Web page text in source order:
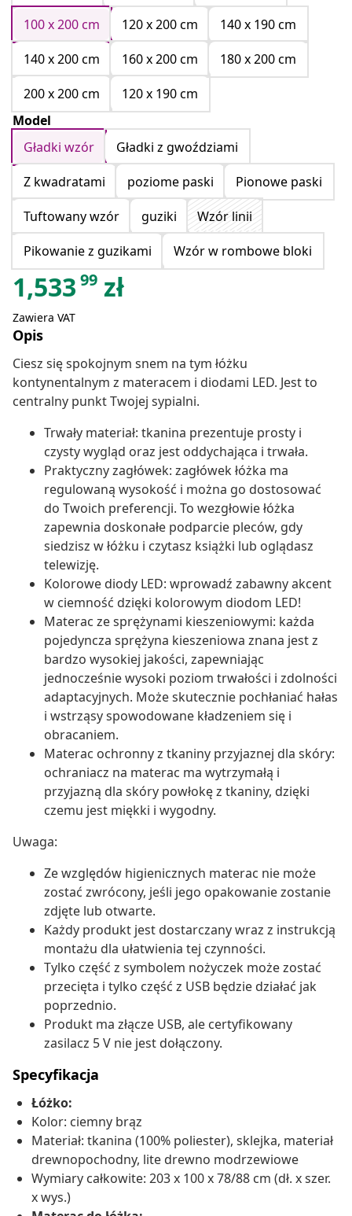
100 x 200 cm
120 x 200 cm
140 x 190 cm
140 x 200 cm
160 x 200 cm
180 x 200 cm
200 x 200 cm
120 x 190 cm
Model
Gładki wzór
Gładki z gwoździami
Z kwadratami
poziome paski
Pionowe paski
Tuftowany wzór
guziki
Wzór linii
Pikowanie z guzikami
Wzór w rombowe bloki
1,533 99 zł
Zawiera VAT
Opis
Ciesz się spokojnym snem na tym łóżku
kontynentalnym z materacem i diodami LED. Jest to
centralny punkt Twojej sypialni.
Trwały materiał: tkanina prezentuje prosty i
czysty wygląd oraz jest oddychająca i trwała.
Praktyczny zagłówek: zagłówek łóżka ma
regulowaną wysokość i można go dostosować
do Twoich preferencji. To wezgłowie łóżka
zapewnia doskonałe podparcie pleców, gdy
siedzisz w łóżku i czytasz książki lub oglądasz
telewizję.
Kolorowe diody LED: wprowadź zabawny akcent
w ciemność dzięki kolorowym diodom LED!
Materac ze sprężynami kieszeniowymi: każda
pojedyncza sprężyna kieszeniowa znana jest z
bardzo wysokiej jakości, zapewniając
jednocześnie wysoki poziom trwałości i zdolności
adaptacyjnych. Może skutecznie pochłaniać hałas
i wstrząsy spowodowane kładzeniem się i
obracaniem.
Materac ochronny z tkaniny przyjaznej dla skóry:
ochraniacz na materac ma wytrzymałą i
przyjazną dla skóry powłokę z tkaniny, dzięki
czemu jest miękki i wygodny.
Uwaga:
Ze względów higienicznych materac nie może
zostać zwrócony, jeśli jego opakowanie zostanie
zdjęte lub otwarte.
Każdy produkt jest dostarczany wraz z instrukcją
montażu dla ułatwienia tej czynności.
Tylko część z symbolem nożyczek może zostać
przecięta i tylko część z USB będzie działać jak
poprzednio.
Produkt ma złącze USB, ale certyfikowany
zasilacz 5 V nie jest dołączony.
Specyfikacja
Łóżko:
Kolor: ciemny brąz
Materiał: tkanina (100% poliester), sklejka, materiał
drewnopochodny, lite drewno modrzewiowe
Wymiary całkowite: 203 x 100 x 78/88 cm (dł. x szer.
x wys.)